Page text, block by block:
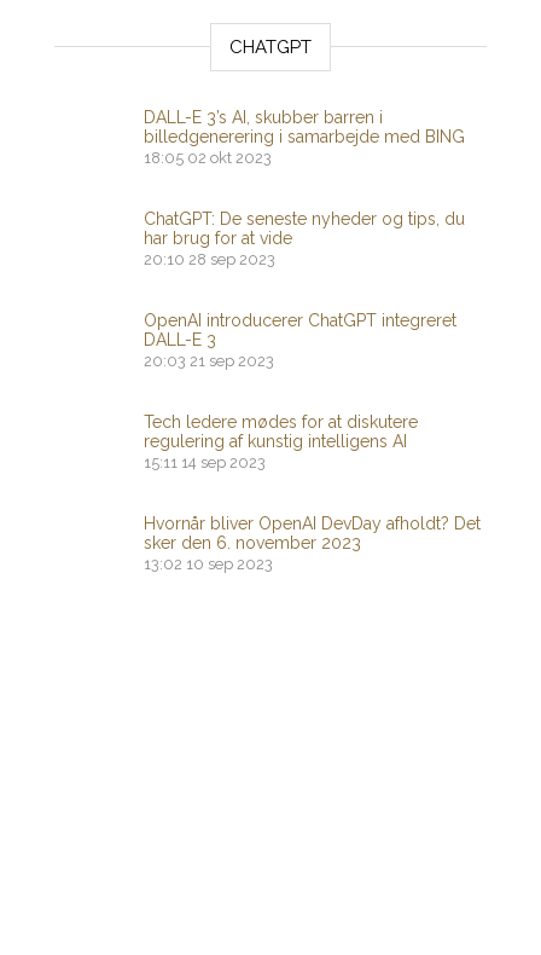
CHATGPT
DALL-E 3’s AI, skubber barren i
billedgenerering i samarbejde med BING
18:05 02 okt 2023
ChatGPT: De seneste nyheder og tips, du
har brug for at vide
20:10 28 sep 2023
OpenAI introducerer ChatGPT integreret
DALL-E 3
20:03 21 sep 2023
Tech ledere mødes for at diskutere
regulering af kunstig intelligens AI
15:11 14 sep 2023
Hvornår bliver OpenAI DevDay afholdt? Det
sker den 6. november 2023
13:02 10 sep 2023